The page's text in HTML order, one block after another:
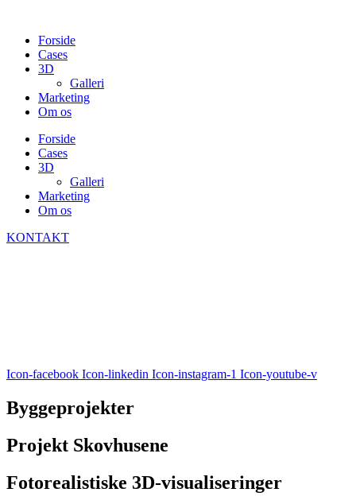
contentForside
Cases
3D
Galleri
Marketing
Om os
Forside
Cases
3D
Galleri
Marketing
Om os
KONTAKT
Icon-facebook Icon-linkedin Icon-instagram-1 Icon-youtube-v
Byggeprojekter
Projekt Skovhusene
Fotorealistiske 3D-visualiseringer